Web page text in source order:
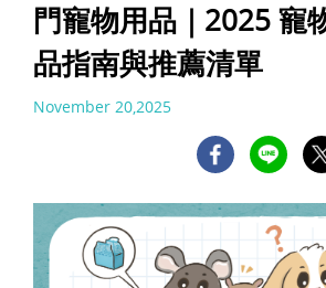
門寵物用品｜2025 寵
品指南與推薦清單
November 20,2025